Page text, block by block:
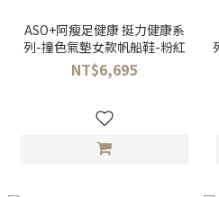
ASO+阿瘦足健康 挺力健康系
列-撞色氣墊女款帆船鞋-粉紅
NT$6,695